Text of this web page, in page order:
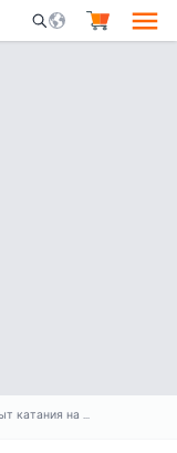
Mobile Search
Опыт катания на скоростном катере по Темзе в Лондоне